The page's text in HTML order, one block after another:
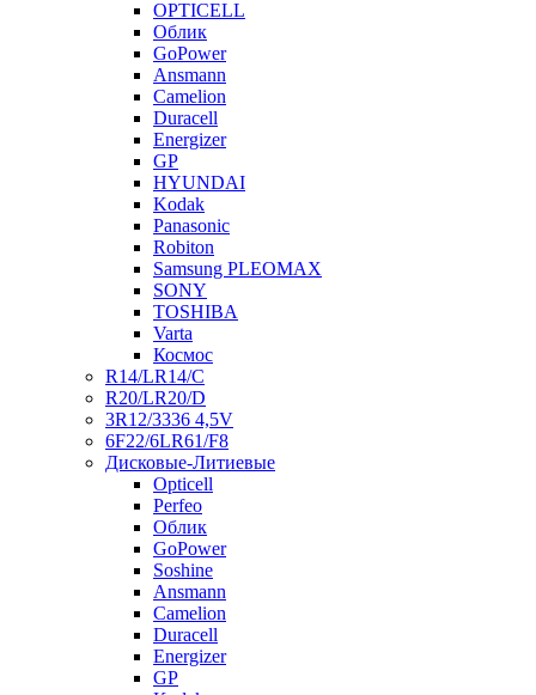
OPTICELL
Облик
GoPower
Ansmann
Camelion
Duracell
Energizer
GP
HYUNDAI
Kodak
Panasonic
Robiton
Samsung PLEOMAX
SONY
TOSHIBA
Varta
Космос
R14/LR14/C
R20/LR20/D
3R12/3336 4,5V
6F22/6LR61/F8
Дисковые-Литиевые
Opticell
Perfeo
Облик
GoPower
Soshine
Ansmann
Camelion
Duracell
Energizer
GP